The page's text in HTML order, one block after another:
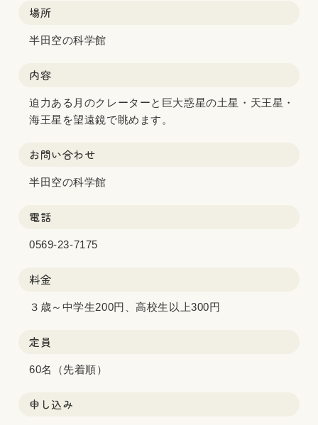
場所
半田空の科学館
内容
迫力ある月のクレーターと巨大惑星の土星・天王星・
海王星を望遠鏡で眺めます。
お問い合わせ
半田空の科学館
電話
0569-23-7175
料金
３歳～中学生200円、高校生以上300円
定員
60名（先着順）
申し込み